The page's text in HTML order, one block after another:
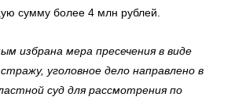
сумму более 4 млн рублей.
избрана мера пресечения в виде
уголовное дело направлено в
суд для рассмотрения по